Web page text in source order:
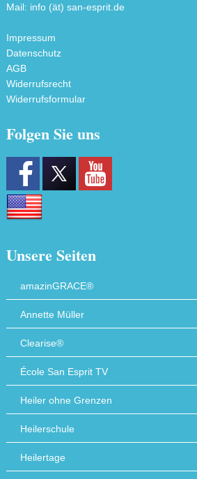
Mail: info (ät) san-esprit.de
Impressum
Datenschutz
AGB
Widerrufsrecht
Widerrufsformular
Folgen Sie uns
Unsere Seiten
amazinGRACE®
Annette Müller
Clearise®
École San Esprit TV
Heiler ohne Grenzen
Heilerschule
Heilertage